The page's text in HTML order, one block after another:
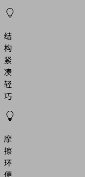
结
构
紧
凑
轻
巧
摩
擦
环